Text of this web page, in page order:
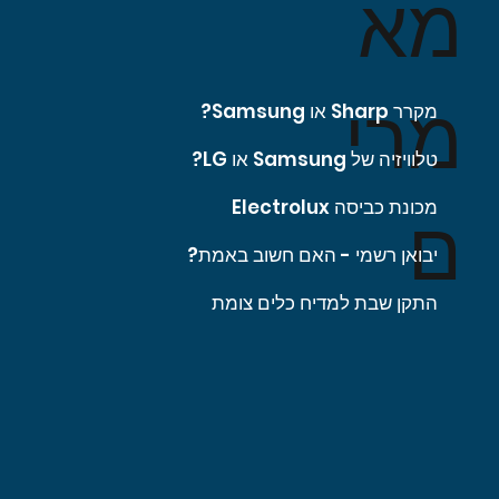
מא
מרי
ם
מקרר Sharp או Samsung?
טלוויזיה של Samsung או LG?
מכונת כביסה Electrolux
יבואן רשמי - האם חשוב באמת?
התקן שבת למדיח כלים צומת